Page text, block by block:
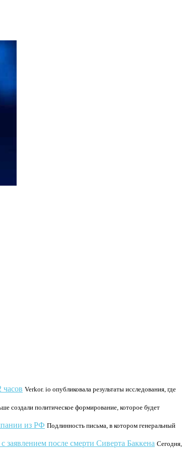
Verkor. io опубликовала результаты исследования, где
создали политическое формирование, которое будет
из РФ Подлинность письма, в котором генеральный
после смерти Сиверта Баккена Сегодня,